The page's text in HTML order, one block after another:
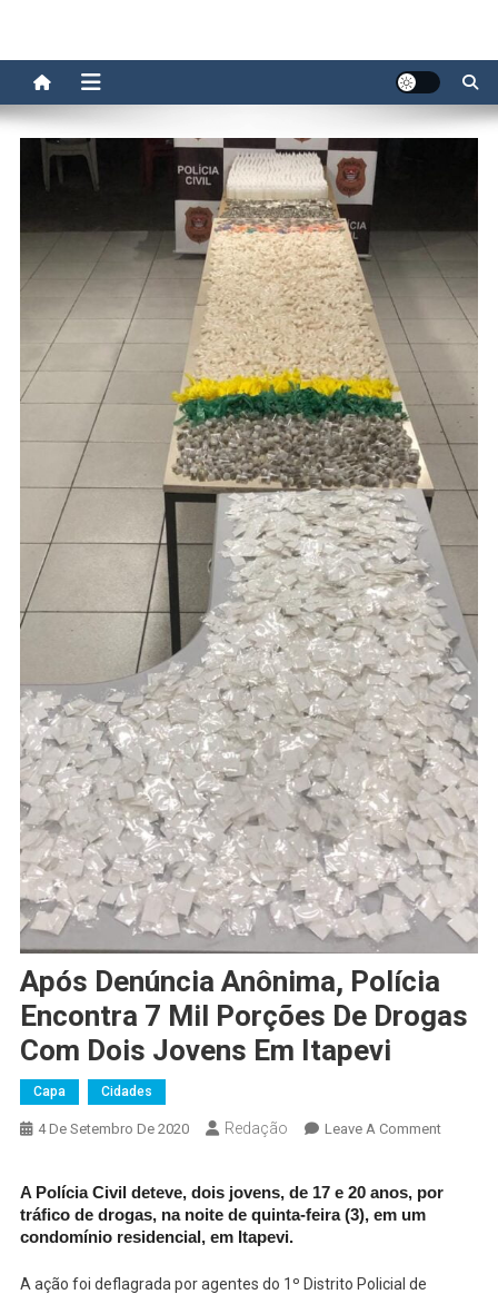
Após Denúncia Anônima, Polícia
Encontra 7 Mil Porções De Drogas
Com Dois Jovens Em Itapevi
Capa Cidades
4 De Setembro De 2020 Redação Leave A CommentOn
A Polícia Civil deteve, dois jovens, de 17 e 20 anos, por
tráfico de drogas, na noite de quinta-feira (3), em um
condomínio residencial, em Itapevi.
A ação foi deflagrada por agentes do 1º Distrito Policial de